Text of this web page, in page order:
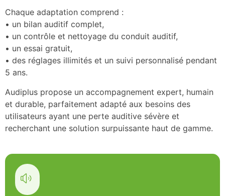
Chaque adaptation comprend :
• un bilan auditif complet,
• un contrôle et nettoyage du conduit auditif,
• un essai gratuit,
• des réglages illimités et un suivi personnalisé pendant
5 ans.
Audiplus propose un accompagnement expert, humain
et durable, parfaitement adapté aux besoins des
utilisateurs ayant une perte auditive sévère et
recherchant une solution surpuissante haut de gamme.